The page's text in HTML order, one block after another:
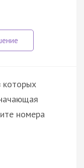
которых
номера